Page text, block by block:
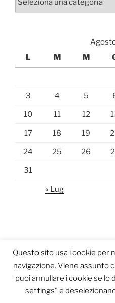
L
M M
3 4 5
10 11 12
17 18 19
24 25 26
31
« Lug
Questo sito usa i cookie per
navigazione. Viene assunto
puoi annullare i cookie se lo
settings” e